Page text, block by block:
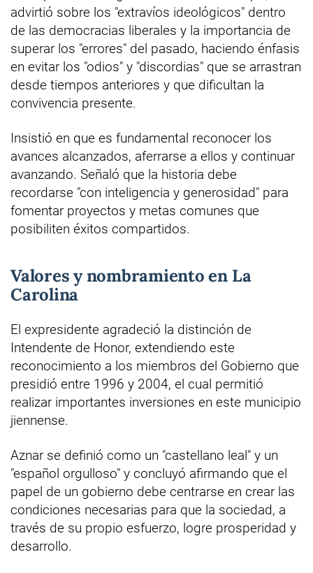
advirtió sobre los "extravíos ideológicos" dentro
de las democracias liberales y la importancia de
superar los "errores" del pasado, haciendo énfasis
en evitar los "odios" y "discordias" que se arrastran
desde tiempos anteriores y que dificultan la
convivencia presente.
Insistió en que es fundamental reconocer los
avances alcanzados, aferrarse a ellos y continuar
avanzando. Señaló que la historia debe
recordarse "con inteligencia y generosidad" para
fomentar proyectos y metas comunes que
posibiliten éxitos compartidos.
Valores y nombramiento en La
Carolina
El expresidente agradeció la distinción de
Intendente de Honor, extendiendo este
reconocimiento a los miembros del Gobierno que
presidió entre 1996 y 2004, el cual permitió
realizar importantes inversiones en este municipio
jiennense.
Aznar se definió como un "castellano leal" y un
"español orgulloso" y concluyó afirmando que el
papel de un gobierno debe centrarse en crear las
condiciones necesarias para que la sociedad, a
través de su propio esfuerzo, logre prosperidad y
desarrollo.